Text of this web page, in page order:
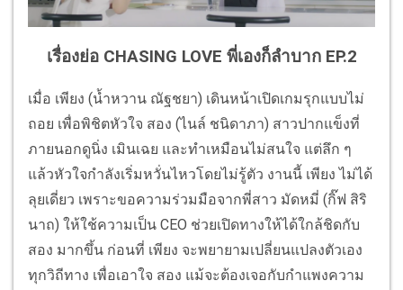
เรื่องย่อ CHASING LOVE พี่เองก็ลำบาก EP.2
เมื่อ เพียง (น้ำหวาน ณัฐชยา) เดินหน้าเปิดเกมรุกแบบไม่
ถอย เพื่อพิชิตหัวใจ สอง (ไนล์ ชนิดาภา) สาวปากแข็งที่
ภายนอกดูนิ่ง เมินเฉย และทำเหมือนไม่สนใจ แต่ลึก ๆ
แล้วหัวใจกำลังเริ่มหวั่นไหวโดยไม่รู้ตัว งานนี้ เพียง ไม่ได้
ลุยเดี่ยว เพราะขอความร่วมมือจากพี่สาว มัดหมี่ (กิ๊ฟ สิริ
นาถ) ให้ใช้ความเป็น CEO ช่วยเปิดทางให้ได้ใกล้ชิดกับ
สอง มากขึ้น ก่อนที่ เพียง จะพยายามเปลี่ยนแปลงตัวเอง
ทุกวิถีทาง เพื่อเอาใจ สอง แม้จะต้องเจอกับกำแพงความ